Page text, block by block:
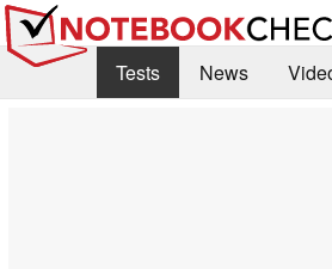
Tests News